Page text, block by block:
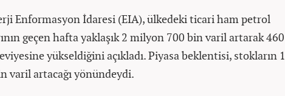
Enformasyon İdaresi (EIA), ülkedeki ticari ham petrol
geçen hafta yaklaşık 2 milyon 700 bin varil artarak 460
yükseldiğini açıkladı. Piyasa beklentisi, stokların 1
varil artacağı yönündeydi.